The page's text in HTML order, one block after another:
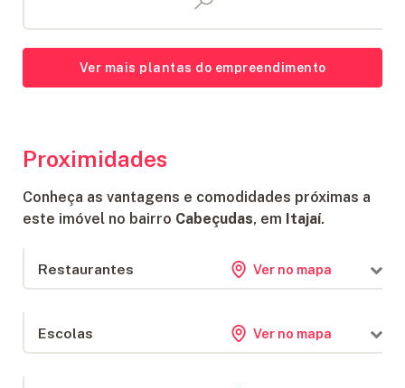
Ver mais plantas do empreendimento
Proximidades
Conheça as vantagens e comodidades próximas a
este imóvel no bairro Cabeçudas, em Itajaí.
Restaurantes Ver no mapa
Tortuga By The Sea
91 m
Escolas Ver no mapa